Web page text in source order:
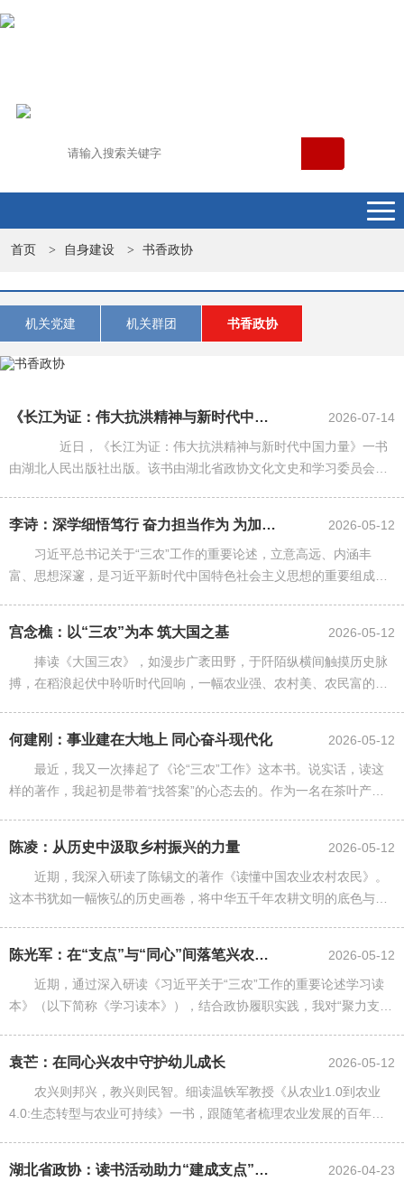
首页 > 自身建设 > 书香政协
机关党建 机关群团 书香政协
《长江为证：伟大抗洪精神与新时代中国力量》出版
2026-07-14
近日，《长江为证：伟大抗洪精神与新时代中国力量》一书
由湖北人民出版社出版。该书由湖北省政协文化文史和学习委员会、
李诗：深学细悟笃行 奋力担当作为 为加快建成农业强省贡献智慧力量 ——...
2026-05-12
习近平总书记关于“三农”工作的重要论述，立意高远、内涵丰
富、思想深邃，是习近平新时代中国特色社会主义思想的重要组成部
宫念樵：以“三农”为本 筑大国之基
2026-05-12
捧读《大国三农》，如漫步广袤田野，于阡陌纵横间触摸历史脉
搏，在稻浪起伏中聆听时代回响，一幅农业强、农村美、农民富的乡
何建刚：事业建在大地上 同心奋斗现代化
2026-05-12
最近，我又一次捧起了《论“三农”工作》这本书。说实话，读这
样的著作，我起初是带着“找答案”的心态去的。作为一名在茶叶产业
陈凌：从历史中汲取乡村振兴的力量
2026-05-12
近期，我深入研读了陈锡文的著作《读懂中国农业农村农民》。
这本书犹如一幅恢弘的历史画卷，将中华五千年农耕文明的底色与新
陈光军：在“支点”与“同心”间落笔兴农答卷
2026-05-12
近期，通过深入研读《习近平关于“三农”工作的重要论述学习读
本》（以下简称《学习读本》），结合政协履职实践，我对“聚力支
袁芒：在同心兴农中守护幼儿成长
2026-05-12
农兴则邦兴，教兴则民智。细读温铁军教授《从农业1.0到农业
4.0:生态转型与农业可持续》一书，跟随笔者梳理农业发展的百年轨
湖北省政协：读书活动助力“建成支点”显实效
2026-04-23